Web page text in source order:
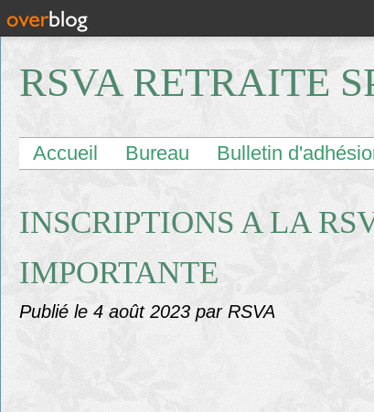
RSVA RETRAITE
Accueil Bureau Bulletin
INSCRIPTIONS A LA
IMPORTANTE
Publié le 4 août 2023 par RSVA